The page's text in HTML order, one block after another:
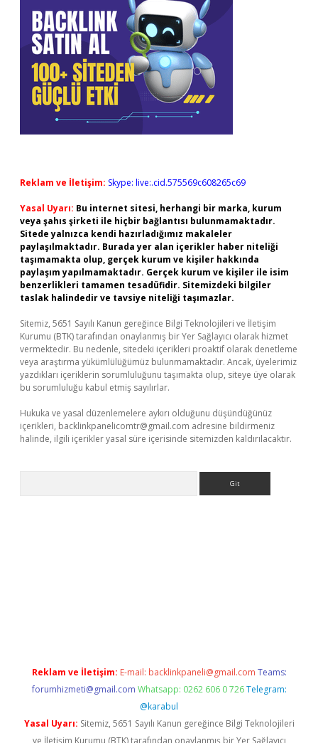
Reklam ve İletişim: Skype: live:.cid.575569c608265c69
Yasal Uyarı: Bu internet sitesi, herhangi bir marka, kurum
veya şahıs şirketi ile hiçbir bağlantısı bulunmamaktadır.
Sitede yalnızca kendi hazırladığımız makaleler
paylaşılmaktadır. Burada yer alan içerikler haber niteliği
taşımamakta olup, gerçek kurum ve kişiler hakkında
paylaşım yapılmamaktadır. Gerçek kurum ve kişiler ile isim
benzerlikleri tamamen tesadüfidir. Sitemizdeki bilgiler
taslak halindedir ve tavsiye niteliği taşımazlar.
Sitemiz, 5651 Sayılı Kanun gereğince Bilgi Teknolojileri ve İletişim
Kurumu (BTK) tarafından onaylanmış bir Yer Sağlayıcı olarak hizmet
vermektedir. Bu nedenle, sitedeki içerikleri proaktif olarak denetleme
veya araştırma yükümlülüğümüz bulunmamaktadır. Ancak, üyelerimiz
yazdıkları içeriklerin sorumluluğunu taşımakta olup, siteye üye olarak
bu sorumluluğu kabul etmiş sayılırlar.
Hukuka ve yasal düzenlemelere aykırı olduğunu düşündüğünüz
içerikleri, backlinkpanelicomtr@gmail.com adresine bildirmeniz
halinde, ilgili içerikler yasal süre içerisinde sitemizden kaldırılacaktır.
Reklam ve İletişim: E-mail: backlinkpaneli@gmail.com Teams:
forumhizmeti@gmail.com Whatsapp: 0262 606 0 726 Telegram:
@karabul
Yasal Uyarı: Sitemiz, 5651 Sayılı Kanun gereğince Bilgi Teknolojileri
ve İletişim Kurumu (BTK) tarafından onaylanmış bir Yer Sağlayıcı